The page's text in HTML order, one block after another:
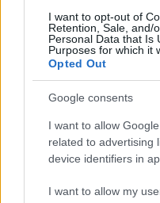
I want to opt-out of
Retention, Sale, and/
Personal Data that Is
Purposes for which it
Opted Out
Google consents
I want to allow
related to advertising
device identifiers in
I want to allow my
Day Travel
Tutto Gaming
ESG 365
Food Wiki
HomeMagazine